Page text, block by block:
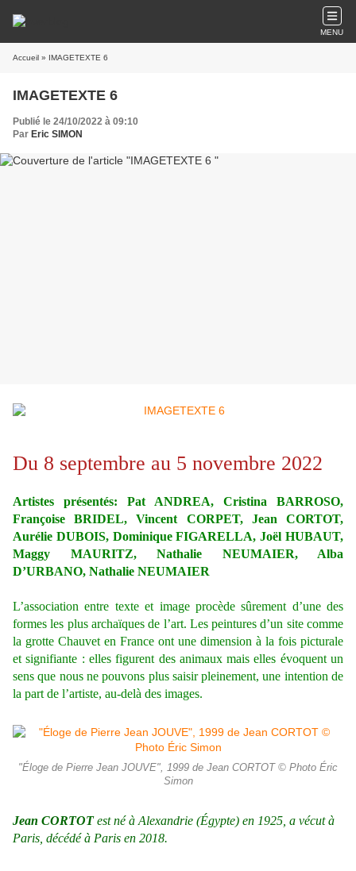
MENU
Accueil » IMAGETEXTE 6
IMAGETEXTE 6
Publié le 24/10/2022 à 09:10
Par Eric SIMON
Du 8 septembre au 5 novembre 2022
Artistes présentés: Pat ANDREA, Cristina BARROSO,
Françoise BRIDEL, Vincent CORPET, Jean CORTOT,
Aurélie DUBOIS, Dominique FIGARELLA, Joël HUBAUT,
Maggy MAURITZ, Nathalie NEUMAIER, Alba
D’URBANO, Nathalie NEUMAIER
L’association entre texte et image procède sûrement d’une des
formes les plus archaïques de l’art. Les peintures d’un site comme
la grotte Chauvet en France ont une dimension à la fois picturale
et signifiante : elles figurent des animaux mais elles évoquent un
sens que nous ne pouvons plus saisir pleinement, une intention de
la part de l’artiste, au-delà des images.
"Éloge de Pierre Jean JOUVE", 1999 de Jean CORTOT © Photo Éric
Simon
Jean CORTOTest né à Alexandrie (Égypte) en 1925, a vécut à
Paris, décédé à Paris en 2018.